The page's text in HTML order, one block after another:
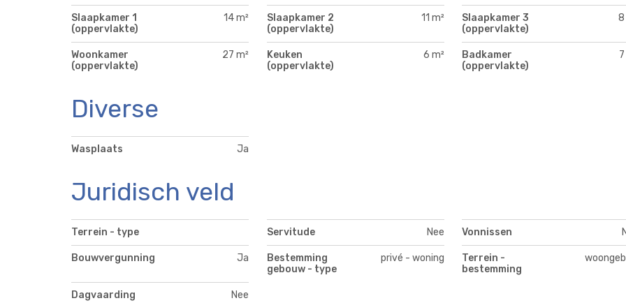
Slaapkamer 1
(oppervlakte)
14 m²
Slaapkamer 2
(oppervlakte)
11 m²
Slaapkamer 3
(oppervlakte)
8
Woonkamer
(oppervlakte)
27 m²
Keuken
(oppervlakte)
6 m²
Badkamer
(oppervlakte)
Diverse
Wasplaats Ja
Juridisch veld
Terrein - type Servitude Nee Vonnissen
Bouwvergunning Ja
Bestemming
gebouw - type
privé - woning
Terrein -
bestemming
Dagvaarding Nee